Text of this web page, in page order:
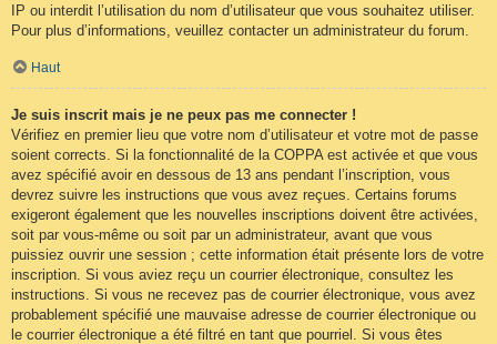
IP ou interdit l’utilisation du nom d’utilisateur que vous souhaitez utiliser.
Pour plus d’informations, veuillez contacter un administrateur du forum.
Haut
Je suis inscrit mais je ne peux pas me connecter !
Vérifiez en premier lieu que votre nom d’utilisateur et votre mot de passe
soient corrects. Si la fonctionnalité de la COPPA est activée et que vous
avez spécifié avoir en dessous de 13 ans pendant l’inscription, vous
devrez suivre les instructions que vous avez reçues. Certains forums
exigeront également que les nouvelles inscriptions doivent être activées,
soit par vous-même ou soit par un administrateur, avant que vous
puissiez ouvrir une session ; cette information était présente lors de votre
inscription. Si vous aviez reçu un courrier électronique, consultez les
instructions. Si vous ne recevez pas de courrier électronique, vous avez
probablement spécifié une mauvaise adresse de courrier électronique ou
le courrier électronique a été filtré en tant que pourriel. Si vous êtes